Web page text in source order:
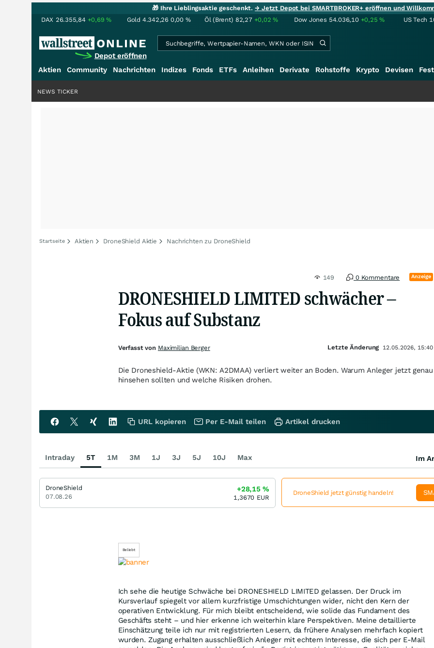
🎁 Ihre Lieblingsaktie geschenkt.→ Jetzt Depot bei SMARTBROKER+ eröffnen und
DAX 26.355,84 +0,69% Gold 4.342,26 0,00 % Öl (Brent) 82,27 +0,02% Dow Jones 54.036,10 +0,25% US Tech
Depot eröffnen
Aktien Community Nachrichten Indizes Fonds ETFs Anleihen Derivate Rohstoffe Krypto Devisen
NEWS TICKER
Startseite Aktien DroneShield Aktie Nachrichten zu DroneShield
149 0 Kommentare Anzeige
DRONESHIELD LIMITED schwächer –
Fokus auf Substanz
Die Droneshield-Aktie (WKN: A2DMAA) verliert weiter an Boden. Warum Anleger jetzt genau
hinsehen sollten und welche Risiken drohen.
Beliebt
Ich sehe die heutige Schwäche bei DRONESHIELD LIMITED gelassen. Der Druck im
Kursverlauf spiegelt vor allem kurzfristige Umschichtungen wider, nicht den Kern der
operativen Entwicklung. Für mich bleibt entscheidend, wie solide das Fundament des
Geschäfts steht – und hier erkenne ich weiterhin klare Perspektiven. Meine detaillierte
Einschätzung teile ich nur mit registrierten Lesern, da frühere Analysen mehrfach kopiert
wurden. Zugang erhalten ausschließlich Anleger mit echtem Interesse, die sich per E-Mail
Verfasst von Maximilian Berger Letzte Änderung 12.05.2026, 15:40
URL kopieren Per E-Mail teilen Artikel drucken
Intraday 5T 1M 3M 1J 3J 5J 10J Max Im
DroneShield
07.08.26
+28,15%
1,3670 EUR
DroneShield jetzt günstig handeln!